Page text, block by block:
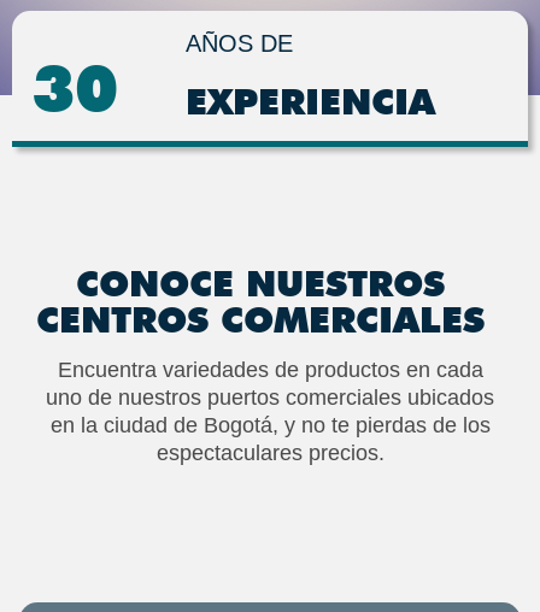
30
AÑOS DE
EXPERIENCIA
CONOCE NUESTROS
CENTROS COMERCIALES
Encuentra variedades de productos en cada
uno de nuestros puertos comerciales ubicados
en la ciudad de Bogotá, y no te pierdas de los
espectaculares precios.